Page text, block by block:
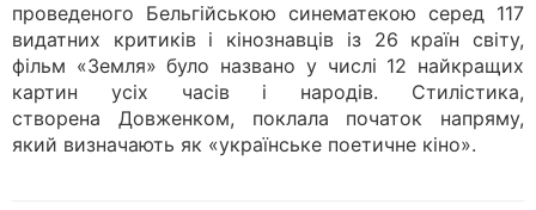
проведеного Бельгійською синематекою серед 117
видатних критиків і кінознавців із 26 країн світу,
фільм «Земля» було названо у числі 12 найкращих
картин усіх часів і народів. Стилістика,
створена Довженком, поклала початок напряму,
який визначають як «українське поетичне кіно».